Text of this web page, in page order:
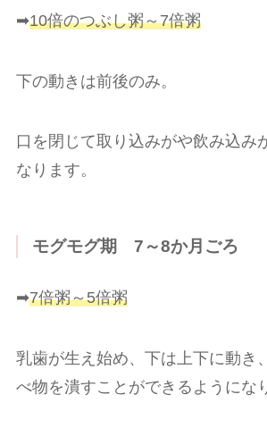
➡10倍のつぶし粥～7倍粥
下の動きは前後のみ。
口を閉じて取り込みがや飲み込み
なります。
モグモグ期 7～8か月ごろ
➡7倍粥～5倍粥
乳歯が生え始め、下は上下に動き
べ物を潰すことができるようにな